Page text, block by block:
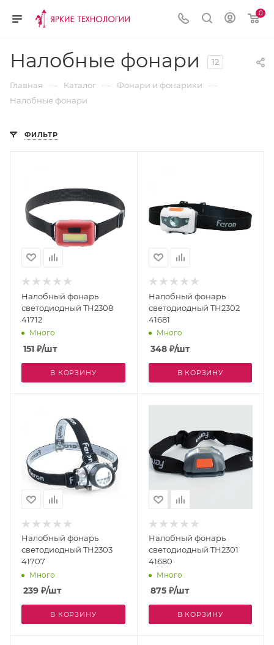
0
Налобные фонари 12
Главная — Каталог — Фонари и фонарики —
Налобные фонари
ФИЛЬТР
Налобный фонарь
светодиодный TH2308
41712
Много
151 ₽/шт
В КОРЗИНУ
Налобный фонарь
светодиодный TH2302
41681
Много
348₽/шт
В КОРЗИНУ
Налобный фонарь
светодиодный TH2303
41707
Много
239 ₽/шт
В КОРЗИНУ
Налобный фонарь
светодиодный TH2301
41680
Много
875₽/шт
В КОРЗИНУ